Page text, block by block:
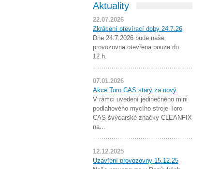
Aktuality
22.07.2026
Zkrácení otevírací doby 24.7.26
Dne 24.7.2026 bude naše
provozovna otevřena pouze do
12.h.
07.01.2026
Akce Toro CAS starý za nový
V rámci uvedení jedinečného mini
podlahového mycího stroje Toro
CAS švýcarské značky CLEANFIX
na...
12.12.2025
Uzavření provozovny 15.12.25